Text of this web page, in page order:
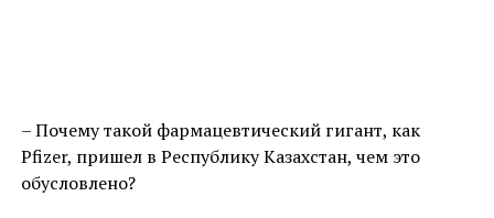
– Почему такой фармацевтический гигант, как
Pfizer, пришел в Республику Казахстан, чем это
обусловлено?